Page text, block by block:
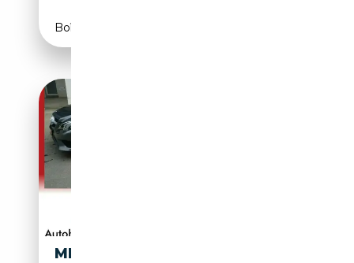
Boîte automatique
MERCEDES-BENZ E 250 D BT